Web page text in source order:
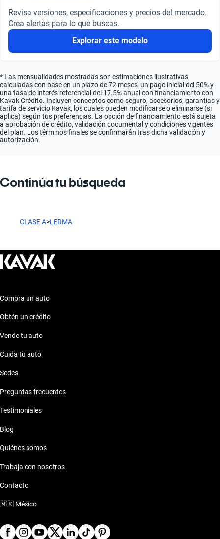
Revisa versiones, especificaciones y precios del mercado.
Crea alertas para lo que buscas.
Explorar este modelo
* Las mensualidades mostradas son estimaciones ilustrativas
calculadas con base en un plazo de 72 meses, un pago inicial del 50% y
una tasa de interés referencial del 17.5% anual con financiamiento con
Kavak Crédito. Incluyen conceptos como seguro, accesorios, garantías y
tarifa de servicio Kavak, los cuales pueden modificarse o eliminarse (si
aplica) según tus preferencias. La opción de financiamiento está sujeta
a aprobación de crédito, validación documental y condiciones vigentes
del plan. Los términos finales se confirmarán tras dicha validación y
autorización.
Continúa tu búsqueda
CLASE A>LERMA
Compra un auto
Obtén un crédito
Vende tu auto
Cuida tu auto
Sedes
Preguntas frecuentes
Testimoniales
Blog
Quiénes somos
Trabaja con nosotros
Contacto
🇲🇽 México